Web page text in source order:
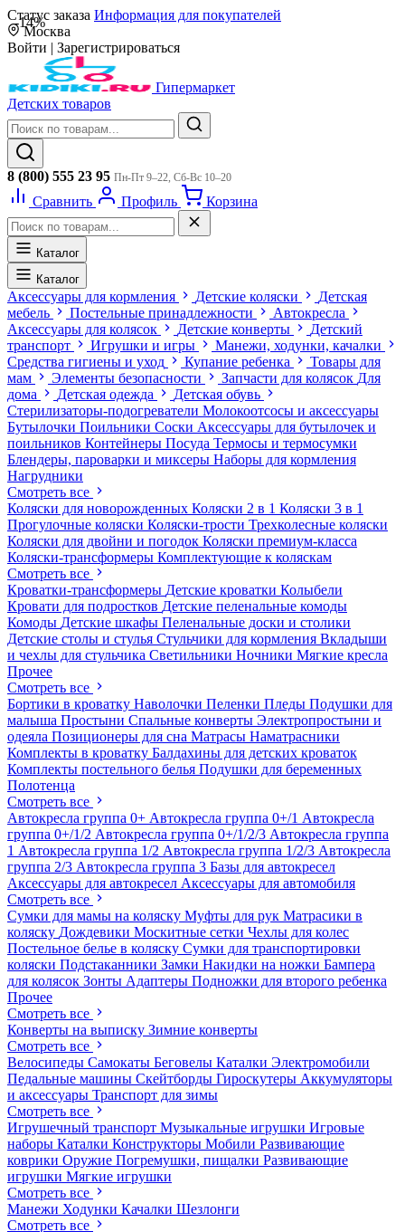
Статус заказа Информация для покупателей
Москва
Войти | Зарегистрироваться
Гипермаркет
Детских товаров
8 (800) 555 23 95 Пн-Пт 9–22, Сб-Вс 10–20
Сравнить Профиль Корзина
Каталог
Каталог
Аксессуары для кормления Детские коляски
Детская
мебель
Постельные принадлежности
Автокресла
Аксессуары для колясок
Детские конверты
Детский
транспорт
Игрушки и игры
Манежи, ходунки, качалки
Средства гигиены и уход
Купание ребенка
Товары для
мам
Элементы безопасности Запчасти для колясок Для
дома
Детская одежда
Детская обувь
Стерилизаторы-подогреватели Молокоотсосы и аксессуары
Бутылочки Поильники Соски Аксессуары для бутылочек и
поильников Контейнеры Посуда Термосы и термосумки
Блендеры, пароварки и миксеры Наборы для кормления
Нагрудники
Смотреть все
Коляски для новорожденных Коляски 2 в 1 Коляски 3 в 1
Прогулочные коляски Коляски-трости Трехколесные коляски
Коляски для двойни и погодок Коляски премиум-класса
Коляски-трансформеры Комплектующие к коляскам
Смотреть все
Кроватки-трансформеры Детские кроватки Колыбели
Кровати для подростков Детские пеленальные комоды
Комоды Детские шкафы Пеленальные доски и столики
Детские столы и стулья Стульчики для кормления Вкладыши
и чехлы для стульчика Светильники Ночники Мягкие кресла
Прочее
Смотреть все
Бортики в кроватку Наволочки Пеленки Пледы Подушки для
малыша Простыни Спальные конверты Электропростыни и
одеяла Позиционеры для сна Матрасы Наматрасники
Комплекты в кроватку Балдахины для детских кроваток
Комплекты постельного белья Подушки для беременных
Полотенца
Смотреть все
Автокресла группа 0+ Автокресла группа 0+/1 Автокресла
группа 0+/1/2 Автокресла группа 0+/1/2/3 Автокресла группа
1 Автокресла группа 1/2 Автокресла группа 1/2/3 Автокресла
группа 2/3 Автокресла группа 3 Базы для автокресел
Аксессуары для автокресел Аксессуары для автомобиля
Смотреть все
Сумки для мамы на коляску Муфты для рук Матрасики в
коляску Дождевики Москитные сетки Чехлы для колес
Постельное белье в коляску Сумки для транспортировки
коляски Подстаканники Замки Накидки на ножки Бампера
для колясок Зонты Адаптеры Подножки для второго ребенка
Прочее
Смотреть все
Конверты на выписку Зимние конверты
Смотреть все
Велосипеды Самокаты Беговелы Каталки Электромобили
Педальные машины Скейтборды Гироскутеры Аккумуляторы
и аксессуары Транспорт для зимы
Смотреть все
Игрушечный транспорт Музыкальные игрушки Игровые
наборы Каталки Конструкторы Мобили Развивающие
коврики Оружие Погремушки, пищалки Развивающие
игрушки Мягкие игрушки
Смотреть все
Манежи Ходунки Качалки Шезлонги
Смотреть все
-14%